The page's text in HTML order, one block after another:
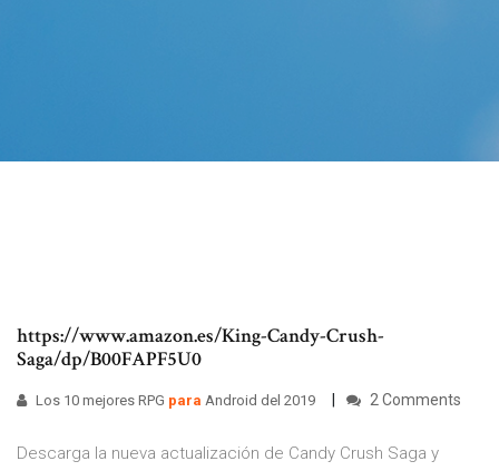
https://www.amazon.es/King-Candy-Crush-
Saga/dp/B00FAPF5U0
Los 10 mejores RPG para Android del 2019 2 Comments
Descarga la nueva actualización de Candy Crush Saga y